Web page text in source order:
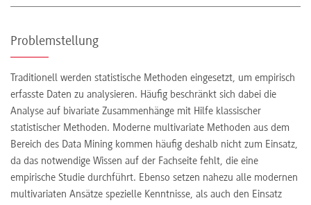
Problemstellung
Traditionell werden statistische Methoden eingesetzt, um empirisch
erfasste Daten zu analysieren. Häufig beschränkt sich dabei die
Analyse auf bivariate Zusammenhänge mit Hilfe klassischer
statistischer Methoden. Moderne multivariate Methoden aus dem
Bereich des Data Mining kommen häufig deshalb nicht zum Einsatz,
da das notwendige Wissen auf der Fachseite fehlt, die eine
empirische Studie durchführt. Ebenso setzen nahezu alle modernen
multivariaten Ansätze spezielle Kenntnisse, als auch den Einsatz